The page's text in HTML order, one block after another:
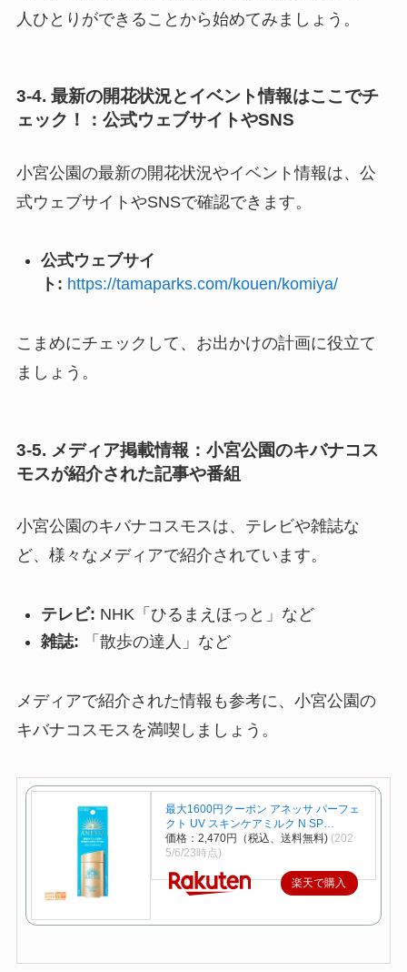
人ひとりができることから始めてみましょう。
3-4. 最新の開花状況とイベント情報はここでチ
ェック！：公式ウェブサイトやSNS
小宮公園の最新の開花状況やイベント情報は、公
式ウェブサイトやSNSで確認できます。
公式ウェブサイ
ト: https://tamaparks.com/kouen/komiya/
こまめにチェックして、お出かけの計画に役立て
ましょう。
3-5. メディア掲載情報：小宮公園のキバナコス
モスが紹介された記事や番組
小宮公園のキバナコスモスは、テレビや雑誌な
ど、様々なメディアで紹介されています。
テレビ: NHK「ひるまえほっと」など
雑誌: 「散歩の達人」など
メディアで紹介された情報も参考に、小宮公園の
キバナコスモスを満喫しましょう。
最大1600円クーポン アネッサ パーフェ
クト UV スキンケアミルク N SP…
価格：2,470円（税込、送料無料) (202
5/6/23時点)
楽天で購入